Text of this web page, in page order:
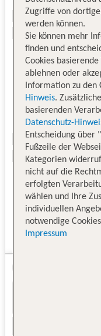
Zugriffe von
werden können.
Sie können mehr
finden und
Cookies
ablehnen oder
Information zu den
Hinweis.
basierenden
Datenschutz-
Entscheidung über
Fußzeile der
Kategorien
nicht auf die
erfolgten
wählen und Ihre
individuellen
notwendige
Impressum